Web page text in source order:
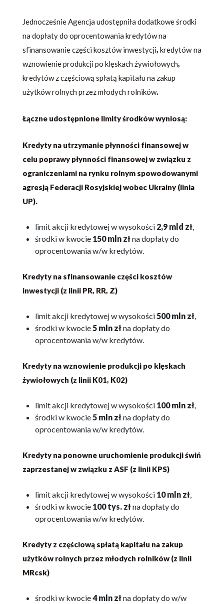
Jednocześnie Agencja udostępniła dodatkowe środki
na dopłaty do oprocentowania kredytów na
sfinansowanie części kosztów inwestycji,kredytów na
wznowienie produkcji po klęskach żywiołowych,
kredytów z częściową spłatą kapitału na zakup
użytków rolnych przez młodych rolników.
Łączne udostępnione limity środków wyniosą:
Kredyty na utrzymanie płynności finansowej w
celu poprawy płynności finansowej w związku z
ograniczeniami na rynku rolnym spowodowanymi
agresją Federacji Rosyjskiej wobec Ukrainy (linia
UP).
limit akcji kredytowej w wysokości 2,9 mld zł,
środki w kwocie 150 mln złna dopłaty do
oprocentowania w/w kredytów.
Kredyty na sfinansowanie części kosztów
inwestycji (z linii PR, RR, Z)
limit akcji kredytowej w wysokości500 mln zł,
środki w kwocie5 mln złna dopłaty do
oprocentowania w/w kredytów.
Kredyty na wznowienie produkcji po klęskach
żywiołowych (z linii K01, K02)
limit akcji kredytowej w wysokości 100 mln zł,
środki w kwocie5 mln złna dopłaty do
oprocentowania w/w kredytów.
Kredyty na ponowne uruchomienie produkcji świń
zaprzestanej w związku z ASF (z linii KPS)
limit akcji kredytowej w wysokości 10 mln zł,
środki w kwocie 100 tys. złna dopłaty do
oprocentowania w/w kredytów.
Kredyty z częściową spłatą kapitału na zakup
użytków rolnych przez młodych rolników (z linii
MRcsk)
środki w kwocie4 mln złna dopłaty do w/w